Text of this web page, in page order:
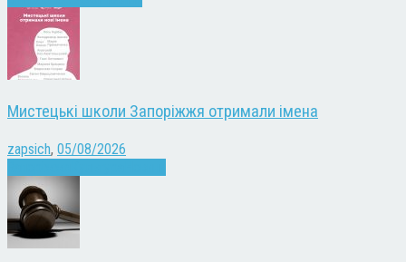
Мистецькі школи Запоріжжя отримали імена
zapsich, 05/08/2026